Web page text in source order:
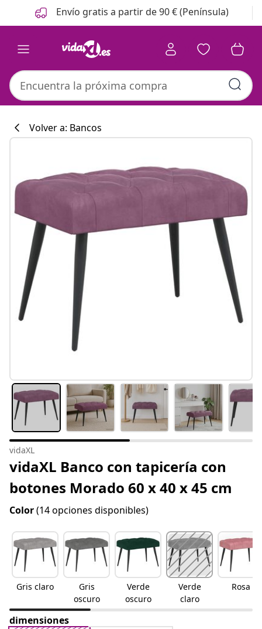
Anterior
Siguiente Envío gratis a partir de 90 € (Península)
#sharemevidaxl
Volver a: Bancos
vidaXL
vidaXL Banco con tapicería con
botones Morado 60 x 40 x 45 cm
Color(14 opciones disponibles)
Gris claro
Gris
oscuro
Verde
oscuro
Verde
claro
Rosa
dimensiones